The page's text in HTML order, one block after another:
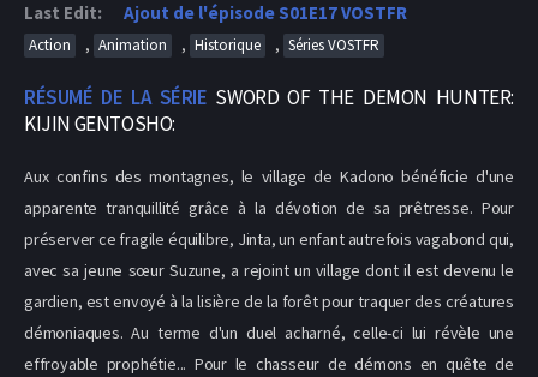
Last Edit: Ajout de l'épisode S01E17 VOSTFR
Action , Animation , Historique , Séries VOSTFR
RÉSUMÉ DE LA SÉRIE SWORD OF THE DEMON HUNTER:
KIJIN GENTOSHO:
Aux confins des montagnes, le village de Kadono bénéficie d'une
apparente tranquillité grâce à la dévotion de sa prêtresse. Pour
préserver ce fragile équilibre, Jinta, un enfant autrefois vagabond qui,
avec sa jeune sœur Suzune, a rejoint un village dont il est devenu le
gardien, est envoyé à la lisière de la forêt pour traquer des créatures
démoniaques. Au terme d'un duel acharné, celle-ci lui révèle une
effroyable prophétie... Pour le chasseur de démons en quête de